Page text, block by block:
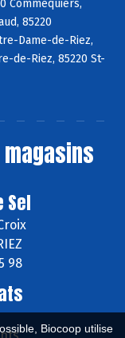
Biocoop utilise
Commequiers,
85220
Dame-de-Riez,
de-Riez, 85220 St-
Sel
98